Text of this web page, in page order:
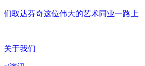
们取达芬奇这位伟大的艺术同业一路上
关于我们